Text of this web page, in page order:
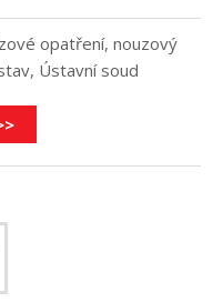
opatření, nouzový
, Ústavní soud